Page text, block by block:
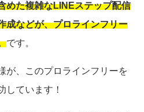
めた複雑なLINEステップ配信
成などが、プロラインフリー
です。
が、このプロラインフリーを
しています！